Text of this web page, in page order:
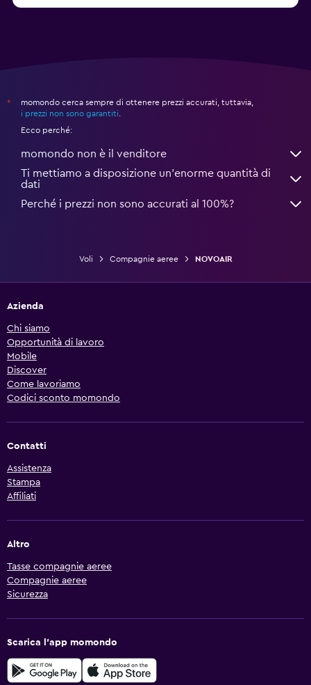
*
momondo cerca sempre di ottenere prezzi accurati, tuttavia,
i prezzi non sono garantiti
Ecco perché:
momondo non è il venditore
Ti mettiamo a disposizione un’enorme quantità di
dati
Perché i prezzi non sono accurati al 100%?
Voli Compagnie aeree NOVOAIR
Azienda
Chi siamo
Opportunità di lavoro
Mobile
Discover
Come lavoriamo
Codici sconto momondo
Contatti
Assistenza
Stampa
Affiliati
Altro
Tasse compagnie aeree
Compagnie aeree
Sicurezza
Scarica l'app momondo